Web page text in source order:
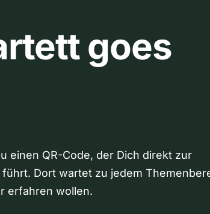
goes
einen QR-Code, der Dich direkt zur
Dort wartet zu jedem
erfahren wollen.